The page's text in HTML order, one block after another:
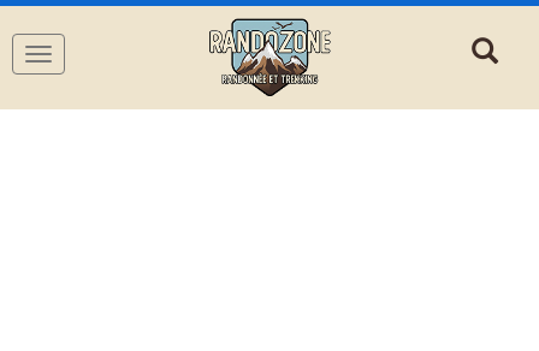
Navigation